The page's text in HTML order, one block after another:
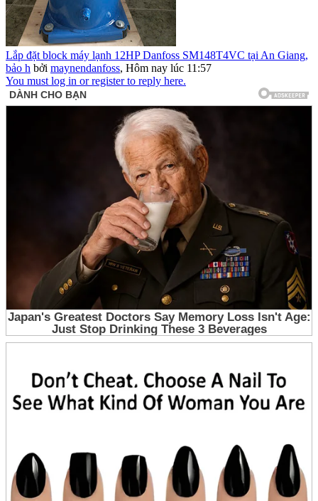
Lắp đặt block máy lạnh 12HP Danfoss SM148T4VC tại An Giang,
bảo h bởi maynendanfoss, Hôm nay lúc 11:57
You must log in or register to reply here.